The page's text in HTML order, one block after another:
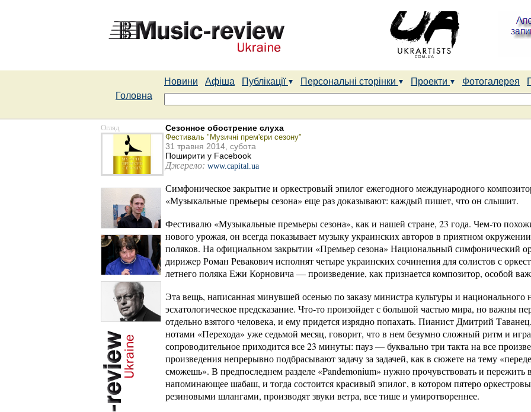
Новини Афіша Публікації Персональні сторінки Проекти Фотогалерея
Головна
Огляд Сезонное обострение слуха
Фестиваль "Музичні прем'єри сезону"
31 травня 2014, субота
Поширити у Facebook
Джерело: www.capital.ua
Симфоническое закрытие и оркестровый эпилог ежегодного международного
«Музыкальные премьеры сезона» еще раз доказывают: каждый пишет, что он слышит.
Фестивалю «Музыкальные премьеры сезона», как и нашей стране, 23 года. Чем-то
нового урожая, он всегда показывает музыку украинских авторов в приятном
поляков. На официальном закрытии «Премьер сезона» Национальный симфонический
дирижер Роман Ревакович исполнят четыре украинских сочинения для солистов с
летнего поляка Ежи Корновича — произведение, как признается композитор, особой
Эта вещь, написанная минувшей осенью по заказу министра культуры и
эсхатологическое предсказание. Что‑то произойдет с большой частью мира, но важны
отдельно взятого человека, и ему придется изрядно попахать. Пианист Дмитрий
нотами «Перехода» уже седьмой месяц, говорит, что в нем безумно сложный ритм и
сопроводительное приходится все 23 минуты: пауз — буквально три такта на все
произведения непрерывно подбрасывают задачу за задачей, как в сюжете на тему
сможешь». В предпоследнем разделе «Pandemonium» нужно прочувствовать и пережить
напоминающее шабаш, и тогда состоится красивый эпилог, в котором пятеро
резиновыми шлангами, производят звуки ветра, все тише и умиротво­реннее.